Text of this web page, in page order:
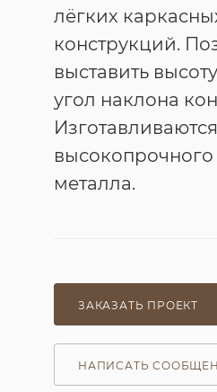
лёгких
конструкций.
выставить
угол наклона
металла.
ЗАКАЗАТЬ ПРОЕКТ
НАПИСАТЬ